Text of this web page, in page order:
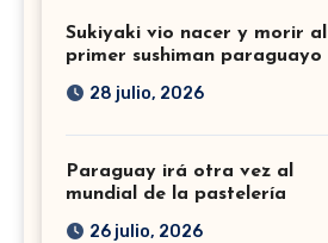
Sukiyaki vio nacer y morir al
primer sushiman paraguayo
28 julio, 2026
Paraguay irá otra vez al
mundial de la pastelería
26 julio, 2026